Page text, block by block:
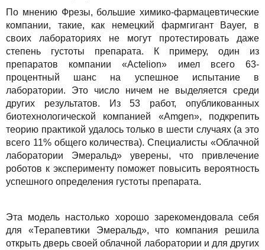
По мнению Фрезы, большие химико-фармацевтические
компании, такие, как немецкий фармгигант Bayer, в
своих лабораториях не могут протестировать даже
степень густоты препарата. К примеру, один из
препаратов компании «Асtelion» имел всего 63-
процентный шанс на успешное испытание в
лаборатории. Это число ничем не выделяется среди
других результатов. Из 53 работ, опубликованных
биотехнологической компанией «Amgen», подкрепить
теорию практикой удалось только в шести случаях (а это
всего 11% общего количества). Специалисты «Облачной
лаборатории Эмеральд» уверены, что привлечение
роботов к эксперименту поможет повысить вероятность
успешного определения густоты препарата.
Эта модель настолько хорошо зарекомендовала себя
для «Терапевтики Эмеральд», что компания решила
открыть дверь своей облачной лаборатории и для других